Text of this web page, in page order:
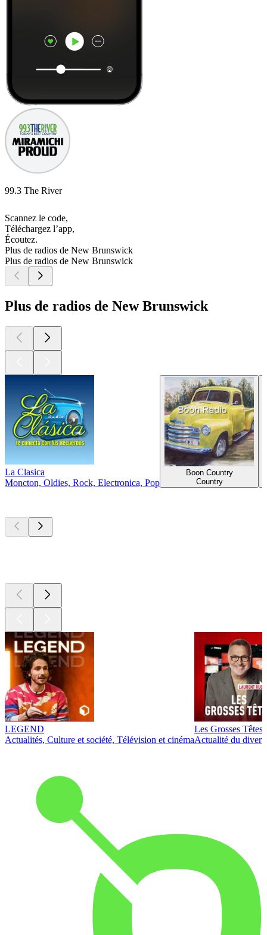
99.3 The River
Scannez le code,
Téléchargez l’app,
Écoutez.
Plus de radios de New Brunswick
Plus de radios de New Brunswick
Plus de radios de New Brunswick
La Clasica
Moncton, Oldies, Rock, Electronica, Pop
Boon Country
Country
LEGEND
Actualités, Culture et société, Télévision et cinéma
Les Grosses Têtes
Actualité du